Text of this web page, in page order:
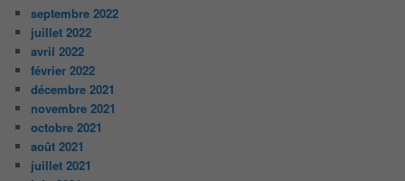
septembre 2022
juillet 2022
avril 2022
février 2022
décembre 2021
novembre 2021
octobre 2021
août 2021
juillet 2021